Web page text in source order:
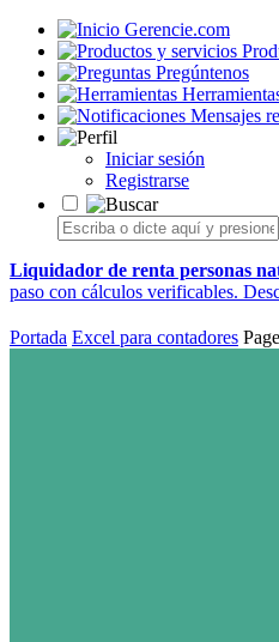
Gerencie.com
Pregúntenos
Mensajes
Iniciar sesión
Registrarse
Liquidador de renta personas
paso con cálculos verificables.
Portada Excel para contadores